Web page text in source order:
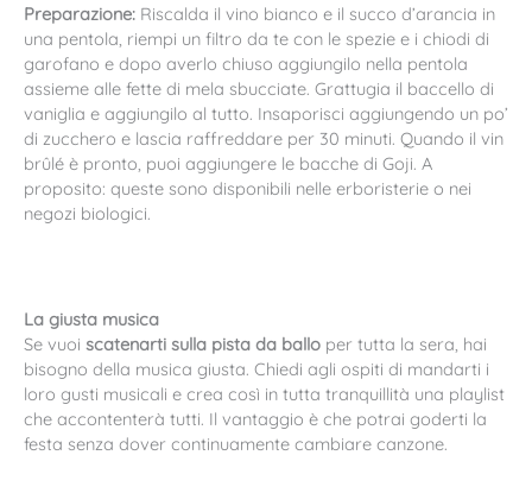
Preparazione: Riscalda il vino bianco e il succo d’arancia in
una pentola, riempi un filtro da te con le spezie e i chiodi di
garofano e dopo averlo chiuso aggiungilo nella pentola
assieme alle fette di mela sbucciate. Grattugia il baccello di
vaniglia e aggiungilo al tutto. Insaporisci aggiungendo un po’
di zucchero e lascia raffreddare per 30 minuti. Quando il vin
brûlé è pronto, puoi aggiungere le bacche di Goji. A
proposito: queste sono disponibili nelle erboristerie o nei
negozi biologici.
La giusta musica
Se vuoi scatenarti sulla pista da ballo per tutta la sera, hai
bisogno della musica giusta. Chiedi agli ospiti di mandarti i
loro gusti musicali e crea così in tutta tranquillità una playlist
che accontenterà tutti. Il vantaggio è che potrai goderti la
festa senza dover continuamente cambiare canzone.